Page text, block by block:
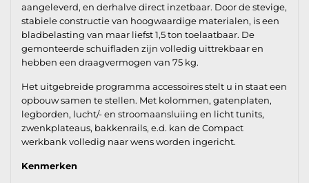
aangeleverd, en derhalve direct inzetbaar. Door de stevige,
stabiele constructie van hoogwaardige materialen, is een
bladbelasting van maar liefst 1,5 ton toelaatbaar. De
gemonteerde schuifladen zijn volledig uittrekbaar en
hebben een draagvermogen van 75 kg.
Het uitgebreide programma accessoires stelt u in staat een
opbouw samen te stellen. Met kolommen, gatenplaten,
legborden, lucht/- en stroomaansluiing en licht tunits,
zwenkplateaus, bakkenrails, e.d. kan de Compact
werkbank volledig naar wens worden ingericht.
Kenmerken